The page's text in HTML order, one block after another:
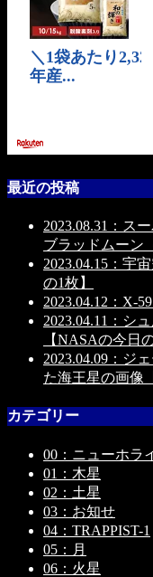
最近の投稿
2023.08.31：ス
ブラッドムーン
2023.04.15：宇
の1枚】
2023.04.12：X-
2023.04.11：シ
【NASAの今日
2023.04.09：ジ
た海王星の画像
カテゴリー
00：ニューホラ
01：木星
02：土星
03：お知せ
04：TRAPPIST-1
05：月
06：火星